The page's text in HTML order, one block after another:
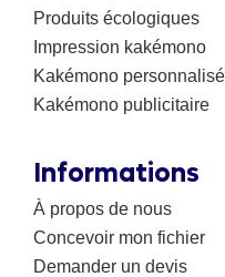
Produits écologiques
Impression kakémono
Kakémono personnalisé
Kakémono publicitaire
Informations
À propos de nous
Concevoir mon fichier
Demander un devis